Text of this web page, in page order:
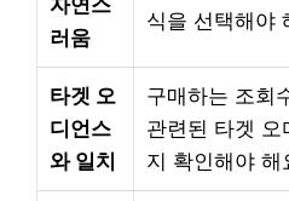
자연스
러움
식을 선택해야
타겟 오
디언스
와 일치
구매하는 조회
관련된 타겟 오
지 확인해야 해